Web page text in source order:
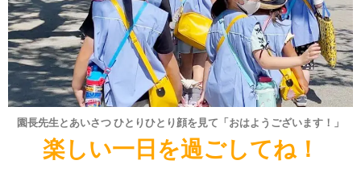
園長先生とあいさつ ひとりひとり顔を見て「おはようございます！」
楽しい一日を過ごしてね！